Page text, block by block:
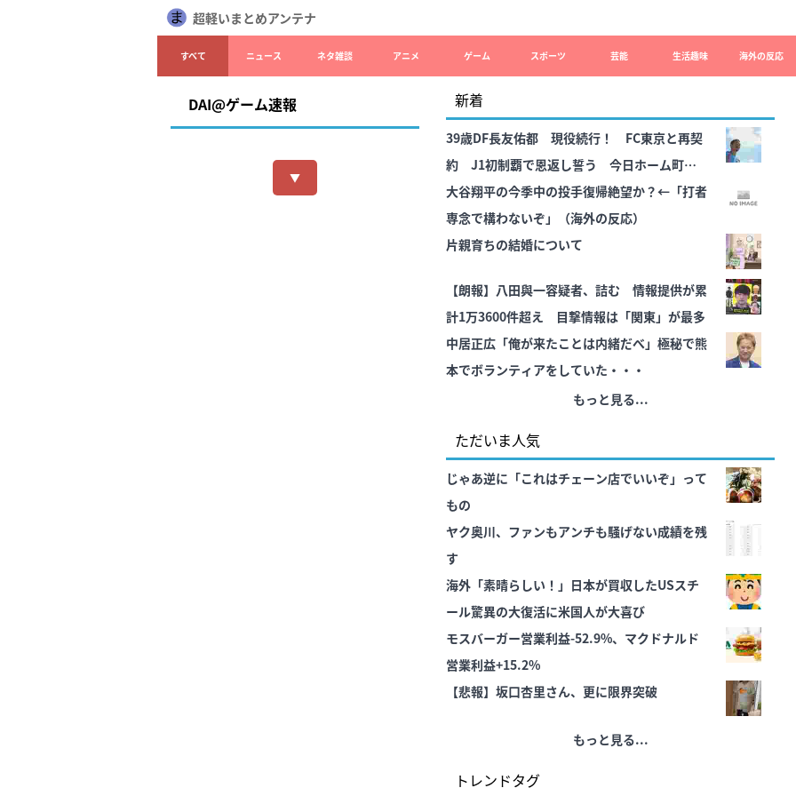
超軽いまとめアンテナ
すべて ニュース ネタ雑談 アニメ ゲーム スポーツ 芸能 生活趣味 海外の反応
DAI@ゲーム速報
▼
新着
39歳DF長友佑都 現役続行！ FC東京と再契
約 J1初制覇で恩返し誓う 今日ホーム町田
戦で正式表明
大谷翔平の今季中の投手復帰絶望か？←「打者
専念で構わないぞ」（海外の反応）
片親育ちの結婚について
【朗報】八田與一容疑者、詰む 情報提供が累
計1万3600件超え 目撃情報は「関東」が最多
中居正広「俺が来たことは内緒だべ」極秘で熊
本でボランティアをしていた・・・
もっと見る...
ただいま人気
じゃあ逆に「これはチェーン店でいいぞ」って
もの
ヤク奥川、ファンもアンチも騒げない成績を残
す
海外「素晴らしい！」日本が買収したUSスチ
ール驚異の大復活に米国人が大喜び
モスバーガー営業利益-52.9%、マクドナルド
営業利益+15.2%
【悲報】坂口杏里さん、更に限界突破
もっと見る...
トレンドタグ